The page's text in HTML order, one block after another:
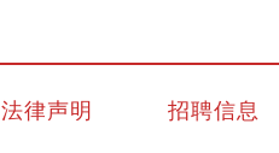
法律声明 招聘信息